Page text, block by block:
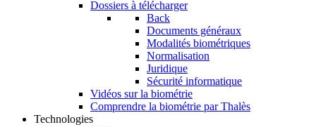
Dossiers à télécharger
Back
Documents généraux
Modalités biométriques
Normalisation
Juridique
Sécurité informatique
Vidéos sur la biométrie
Comprendre la biométrie par Thalès
Technologies